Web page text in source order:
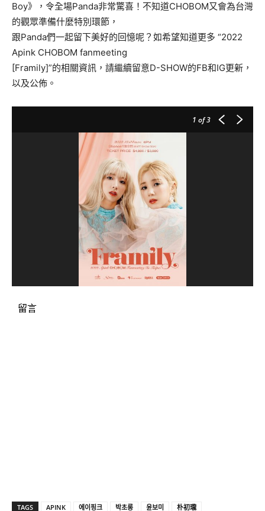
Boy》，令全場Panda非常驚喜！不知道CHOBOM又會為台灣
的觀眾準備什麼特別環節，
跟Panda們一起留下美好的回憶呢？如希望知道更多 “2022
Apink CHOBOM fanmeeting
[Framily]”的相關資訊，請繼續留意D-SHOW的FB和IG更新，
以及公佈。
1 of 3
留言
TAGS APINK 에이핑크 박초롱 윤보미 朴初瓏